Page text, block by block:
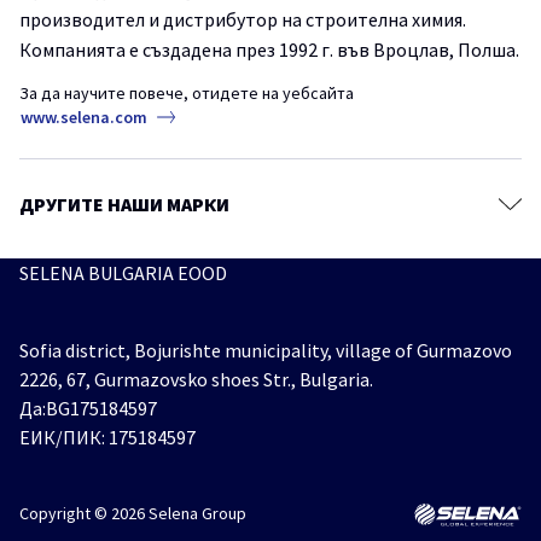
Системи за Топлоизолация
Покривни Фолиа
Ленти
Аксесоари
Как лесно и надеждно да монтираме декоративни панели на
стената?
СтроителниРешения
Полиуретанови монтажни пени- професионалистите питат, TYTAN
TYTANProfessional
производител и дистрибутор на строителна химия.
Компанията е създадена през 1992 г. във Вроцлав, Полша.
За да научите повече, отидете на уебсайта
www.selena.com
ДРУГИТЕ НАШИ МАРКИ
SELENA BULGARIA EOOD
Sofia district, Bojurishte municipality, village of Gurmazovo
2226, 67, Gurmazovsko shoes Str., Bulgaria.
Да:BG175184597
ЕИК/ПИК: 175184597
Copyright © 2026 Selena Group